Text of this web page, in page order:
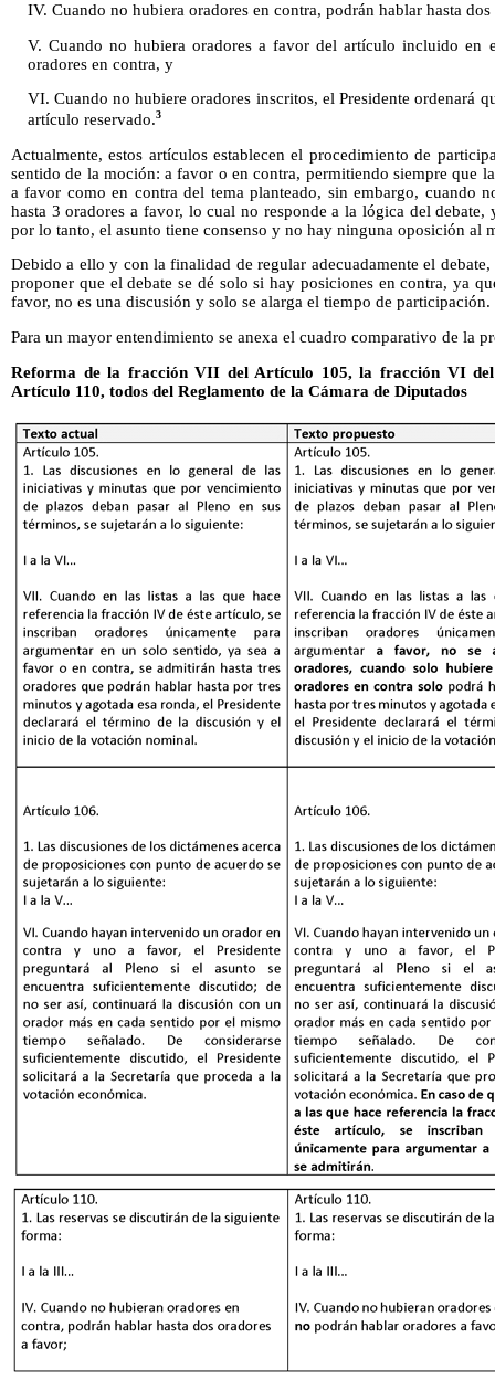
IV. Cuando no hubiera oradores en contra, podrán hablar hasta
V. Cuando no hubiera oradores a favor del artículo incluido en
oradores en contra, y
VI. Cuando no hubiere oradores inscritos, el Presidente ordenará
artículo reservado.3
Actualmente, estos artículos establecen el procedimiento de
sentido de la moción: a favor o en contra, permitiendo siempre que
a favor como en contra del tema planteado, sin embargo, cuando
hasta 3 oradores a favor, lo cual no responde a la lógica del
por lo tanto, el asunto tiene consenso y no hay ninguna oposición al
Debido a ello y con la finalidad de regular adecuadamente el
proponer que el debate se dé solo si hay posiciones en contra, ya
favor, no es una discusión y solo se alarga el tiempo de participación.
Para un mayor entendimiento se anexa el cuadro comparativo de la
Reforma de la fracción VII del Artículo 105, la fracción VI
Artículo 110, todos del Reglamento de la Cámara de Diputados